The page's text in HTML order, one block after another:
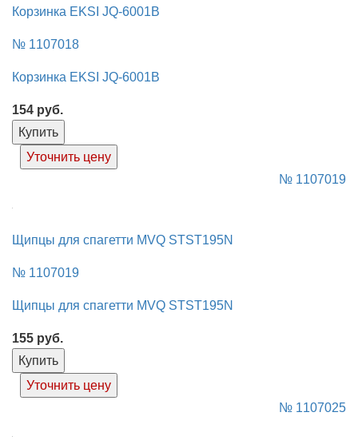
Корзинка EKSI JQ-6001B
№ 1107018
Корзинка EKSI JQ-6001B
154 руб.
Купить
Уточнить цену
№ 1107019
Щипцы для спагетти MVQ STST195N
№ 1107019
Щипцы для спагетти MVQ STST195N
155 руб.
Купить
Уточнить цену
№ 1107025